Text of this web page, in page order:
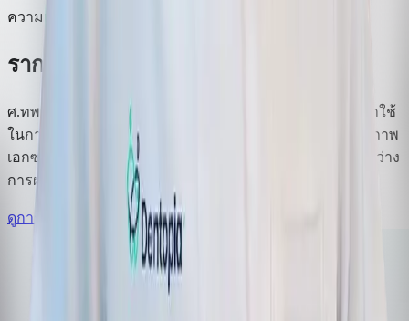
ความเชี่ยวชาญ
รากฟันเทียมดิจิทัล ด้วยระบบนำทาง
ศ.ทพ.ดร. อาทิพันธุ์ เป็นผู้บุกเบิกการนำระบบนำทางดิจิทัลมาใช้
ในการฝังรากฟันเทียมในประเทศไทย ตั้งแต่การวางแผนบนภาพ
เอกซเรย์สามมิติ ไปจนถึงการควบคุมตำแหน่งและองศาระหว่าง
การผ่าตัด
ดูการรักษารากฟันเทียมของเรา